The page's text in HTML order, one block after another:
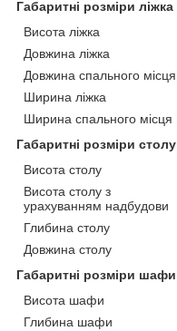
Габаритні розміри ліжка
Висота ліжка
Довжина ліжка
Довжина спального місця
Ширина ліжка
Ширина спального місця
Габаритні розміри столу
Висота столу
Висота столу з
урахуванням надбудови
Глибина столу
Довжина столу
Габаритні розміри шафи
Висота шафи
Глибина шафи